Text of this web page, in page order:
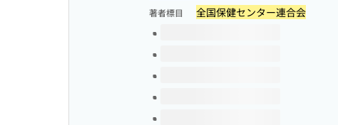
著者標目 全国保健センター連合会
このタイトルの巻号